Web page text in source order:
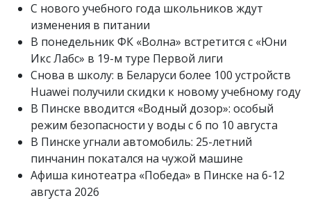
С нового учебного года школьников ждут
изменения в питании
В понедельник ФК «Волна» встретится с «Юни
Икс Лабс» в 19-м туре Первой лиги
Снова в школу: в Беларуси более 100 устройств
Huawei получили скидки к новому учебному году
В Пинске вводится «Водный дозор»: особый
режим безопасности у воды с 6 по 10 августа
В Пинске угнали автомобиль: 25-летний
пинчанин покатался на чужой машине
Афиша кинотеатра «Победа» в Пинске на 6-12
августа 2026